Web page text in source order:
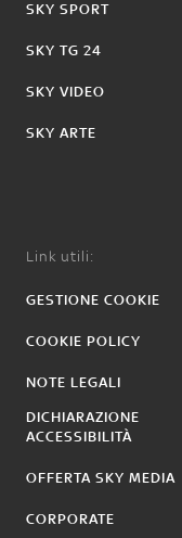
SKY SPORT
SKY TG 24
SKY VIDEO
SKY ARTE
Link utili:
GESTIONE COOKIE
COOKIE POLICY
NOTE LEGALI
DICHIARAZIONE
ACCESSIBILITÀ
OFFERTA SKY MEDIA
CORPORATE